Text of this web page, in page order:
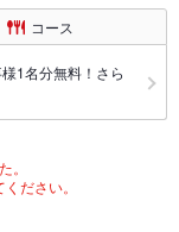
コース
1名分無料！さら
。
ださい。